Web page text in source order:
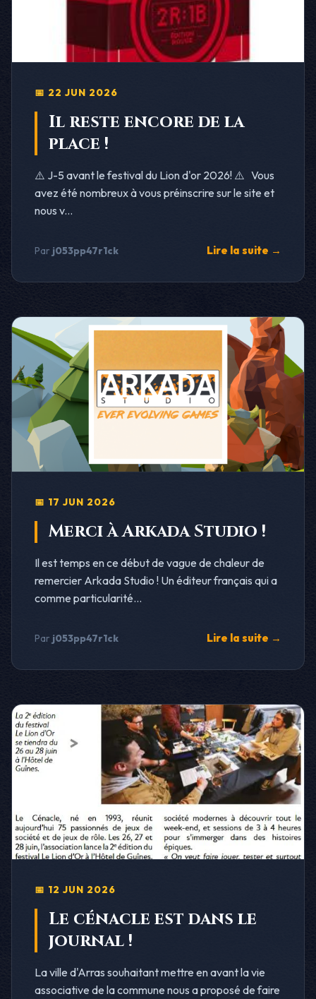
📅 22 JUN 2026
Il reste encore de la
place !
⚠️ J-5 avant le festival du Lion d'or 2026! ⚠️ Vous
avez été nombreux à vous préinscrire sur le site et
nous v...
Par j053pp47r1ck Lire la suite →
📅 17 JUN 2026
Merci à Arkada Studio !
Il est temps en ce début de vague de chaleur de
remercier Arkada Studio ! Un éditeur français qui a
comme particularité...
Par j053pp47r1ck Lire la suite →
📅 12 JUN 2026
Le cénacle est dans le
journal !
La ville d'Arras souhaitant mettre en avant la vie
associative de la commune nous a proposé de faire